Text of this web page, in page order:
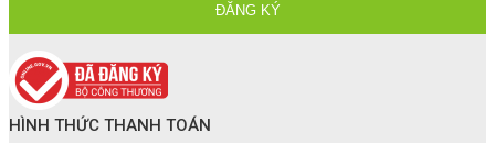
HÌNH THỨC THANH TOÁN